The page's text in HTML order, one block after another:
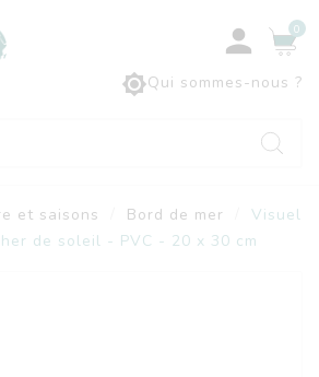
Qui sommes-nous ?
 0
et saisons Bord de mer
Visuel
de soleil - PVC - 20 x 30 cm